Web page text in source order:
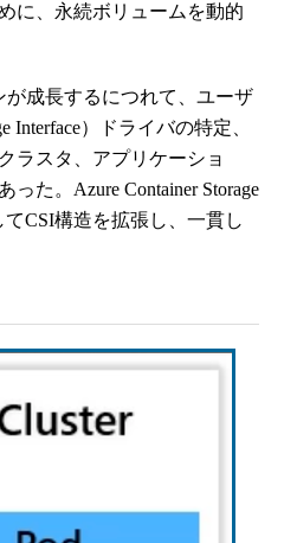
に、永続ボリュームを動的
成長するにつれて、ユーザ
Interface）ドライバの特定、
ラスタ、アプリケーショ
た。Azure Container Storage
CSI構造を拡張し、一貫し